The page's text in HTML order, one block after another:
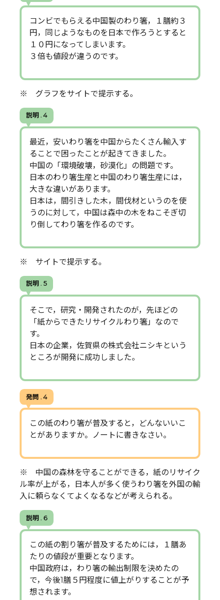
コンビでもらえる中国製のわり箸，１膳約３
円，同じようなものを日本で作ろうとすると
１０円になってしまいます。
３倍も値段が違うのです。
※ グラフをサイトで提示する。
説明 . 4
最近，安いわり箸を中国からたくさん輸入す
ることで困ったことが起きてきました。
中国の「環境破壊，砂漠化」の問題です。
日本のわり箸生産と中国のわり箸生産には，
大きな違いがあります。
日本は，間引きした木，間伐材というのを使
うのに対して，中国は森中の木をねこそぎ切
り倒してわり箸を作るのです。
※ サイトで提示する。
説明 . 5
そこで，研究・開発されたのが，先ほどの
「紙からできたリサイクルわり箸」なので
す。
日本の企業，佐賀県の株式会社ニシキという
ところが開発に成功しました。
発問 . 4
この紙のわり箸が普及すると，どんないいこ
とがありますか。ノートに書きなさい。
※ 中国の森林を守ることができる，紙のリサイク
ル率が上がる，日本人が多く使うわり箸を外国の輸
入に頼らなくてよくなるなどが考えられる。
説明 . 6
この紙の割り箸が普及するためには，１膳あ
たりの値段が重要となります。
中国政府は，わり箸の輸出制限を決めたの
で，今後1膳５円程度に値上がりすることが予
想されます。